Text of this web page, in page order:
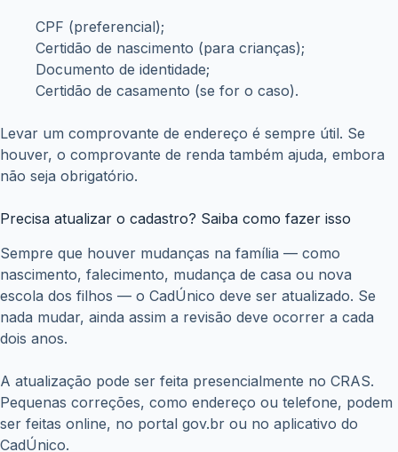
CPF (preferencial);
Certidão de nascimento (para crianças);
Documento de identidade;
Certidão de casamento (se for o caso).
Levar um comprovante de endereço é sempre útil. Se
houver, o comprovante de renda também ajuda, embora
não seja obrigatório.
Precisa atualizar o cadastro? Saiba como fazer isso
Sempre que houver mudanças na família — como
nascimento, falecimento, mudança de casa ou nova
escola dos filhos — o CadÚnico deve ser atualizado. Se
nada mudar, ainda assim a revisão deve ocorrer a cada
dois anos.
A atualização pode ser feita presencialmente no CRAS.
Pequenas correções, como endereço ou telefone, podem
ser feitas online, no portal gov.br ou no aplicativo do
CadÚnico.